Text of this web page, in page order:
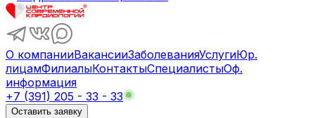
О компанииВакансииЗаболеванияУслугиЮр.
лицамФилиалыКонтактыСпециалистыОф.
информация
+7 (391) 205 - 33 - 33
Оставить заявку